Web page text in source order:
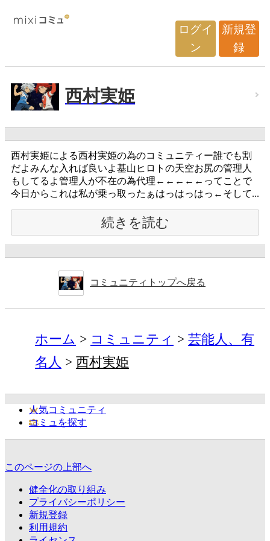
ログイ
ン
新規登
録
西村実姫
西村実姫による西村実姫の為のコミュニティー誰でも割
だよみんな入れば良いよ基山ヒロトの天空お尻の管理人
もしてるよ管理人が不在の為代理←←←←←ってことで
今日からこれは私が乗っ取ったぁはっはっはっ←そして...
続きを読む
コミュニティトップへ戻る
ホーム コミュニティ
芸能人、有
名人
西村実姫
人気コミュニティ
コミュを探す
このページの上部へ
健全化の取り組み
プライバシーポリシー
新規登録
利用規約